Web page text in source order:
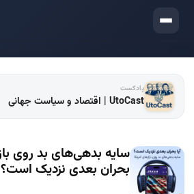
ورود
پادکست
UtoCast | اقتصاد و سیاست جهانی
سایه بدهی‌های بد روی
بحران بعدی نزدیک است؟